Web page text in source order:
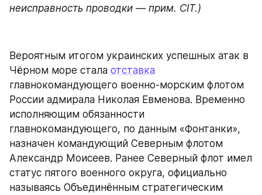
неисправность проводки — прим. CIT.)
Вероятным итогом украинских успешных атак в
Чёрном море стала отставка
главнокомандующего военно-морским флотом
России адмирала Николая Евменова. Временно
исполняющим обязанности
главнокомандующего, по данным «Фонтанки»,
назначен командующий Северным флотом
Александр Моисеев. Ранее Северный флот имел
статус пятого военного округа, официально
называясь Объединённым стратегическим